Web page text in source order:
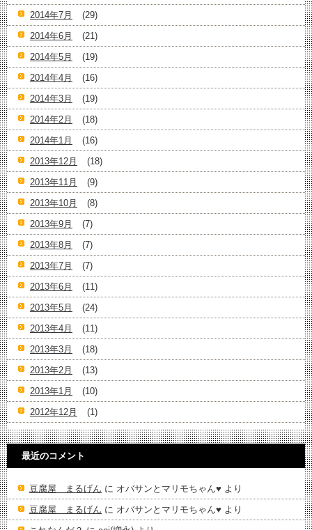
2014年7月
(29)
2014年6月
(21)
2014年5月
(19)
2014年4月
(16)
2014年3月
(19)
2014年2月
(18)
2014年1月
(16)
2013年12月
(18)
2013年11月
(9)
2013年10月
(8)
2013年9月
(7)
2013年8月
(7)
2013年7月
(7)
2013年6月
(11)
2013年5月
(24)
2013年4月
(11)
2013年3月
(18)
2013年2月
(13)
2013年1月
(10)
2012年12月
(1)
最近のコメント
豆腐屋 まるげん に オバサンとマリモちゃん♥️ より
豆腐屋 まるげん に オバサンとマリモちゃん♥️ より